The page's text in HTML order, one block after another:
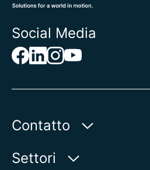
Social Media
Contatto
AUMA Riester
Settori